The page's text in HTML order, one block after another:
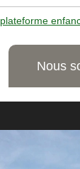
plateforme
Nous